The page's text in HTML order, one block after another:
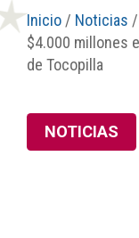
Inicio / Noticias
$4.000 millones
de Tocopilla
NOTICIAS